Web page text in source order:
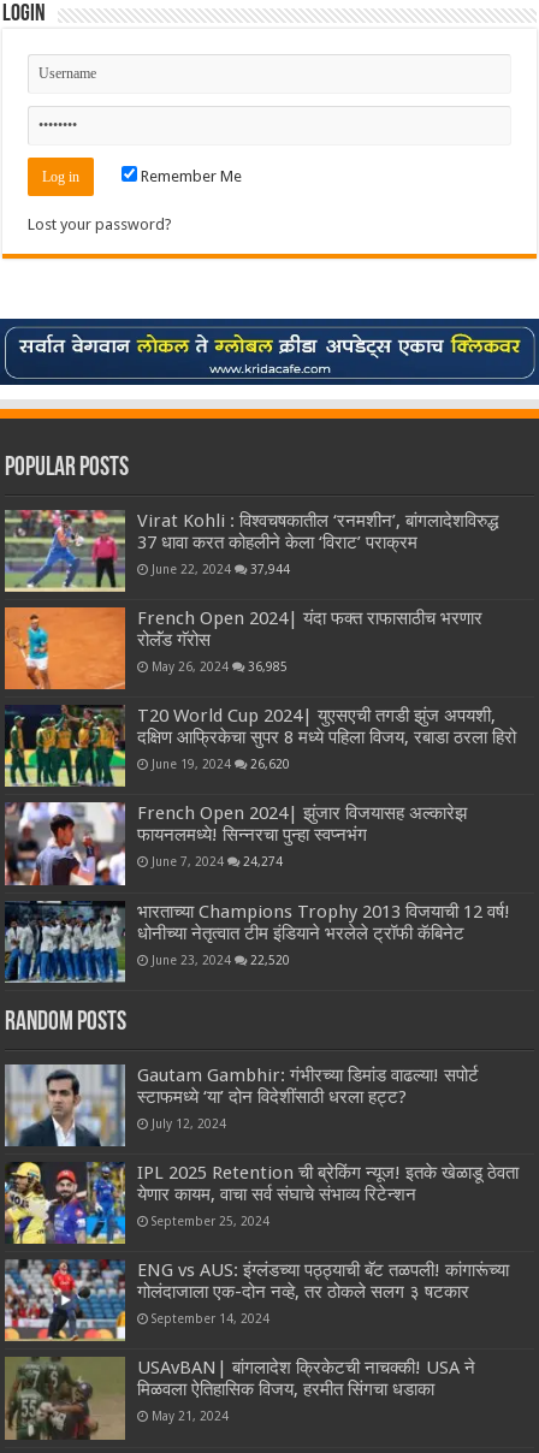
Login
Remember Me
Lost your password?
Popular Posts
Virat Kohli : विश्वचषकातील ‘रनमशीन’, बांगलादेशविरुद्ध
37 धावा करत कोहलीने केला ‘विराट’ पराक्रम
June 22, 2024 37,944
French Open 2024| यंदा फक्त राफासाठीच भरणार
रोलॅंड गॅरोस
May 26, 2024 36,985
T20 World Cup 2024| युएसएची तगडी झुंज अपयशी,
दक्षिण आफ्रिकेचा सुपर 8 मध्ये पहिला विजय, रबाडा ठरला हिरो
June 19, 2024 26,620
French Open 2024| झुंजार विजयासह अल्कारेझ
फायनलमध्ये! सिन्नरचा पुन्हा स्वप्नभंग
June 7, 2024 24,274
भारताच्या Champions Trophy 2013 विजयाची 12 वर्ष!
धोनीच्या नेतृत्वात टीम इंडियाने भरलेले ट्रॉफी कॅबिनेट
June 23, 2024 22,520
Random Posts
Gautam Gambhir: गंभीरच्या डिमांड वाढल्या! सपोर्ट
स्टाफमध्ये ‘या’ दोन विदेशींसाठी धरला हट्ट?
July 12, 2024
IPL 2025 Retention ची ब्रेकिंग न्यूज! इतके खेळाडू ठेवता
येणार कायम, वाचा सर्व संघाचे संभाव्य रिटेन्शन
September 25, 2024
ENG vs AUS: इंग्लंडच्या पठ्ठ्याची बॅट तळपली! कांगारूंच्या
गोलंदाजाला एक-दोन नव्हे, तर ठोकले सलग ३ षटकार
September 14, 2024
USAvBAN| बांगलादेश क्रिकेटची नाचक्की! USA ने
मिळवला ऐतिहासिक विजय, हरमीत सिंगचा धडाका
May 21, 2024